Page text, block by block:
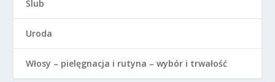
Ślub
Uroda
Włosy – pielęgnacja i rutyna – wybór i trwałość